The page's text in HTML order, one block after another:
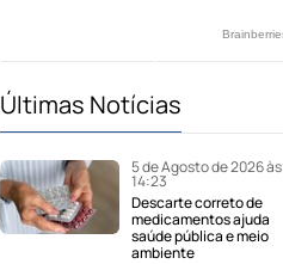
Últimas Notícias
5 de Agosto de 2026 às
14:23
Descarte correto de
medicamentos ajuda
saúde pública e meio
ambiente